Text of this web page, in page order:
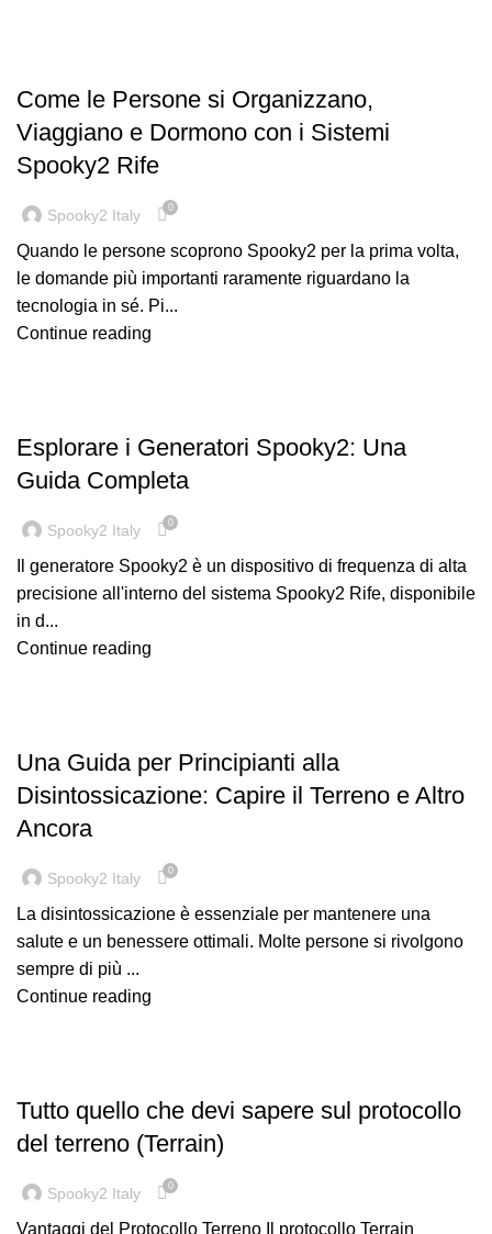
Come le Persone si Organizzano,
Viaggiano e Dormono con i Sistemi
Spooky2 Rife
Spooky2 Italy 0
Quando le persone scoprono Spooky2 per la prima volta,
le domande più importanti raramente riguardano la
tecnologia in sé. Pi...
Continue reading
Esplorare i Generatori Spooky2: Una
Guida Completa
Spooky2 Italy 0
Il generatore Spooky2 è un dispositivo di frequenza di alta
precisione all'interno del sistema Spooky2 Rife, disponibile
in d...
Continue reading
Una Guida per Principianti alla
Disintossicazione: Capire il Terreno e Altro
Ancora
Spooky2 Italy 0
La disintossicazione è essenziale per mantenere una
salute e un benessere ottimali. Molte persone si rivolgono
sempre di più ...
Continue reading
Tutto quello che devi sapere sul protocollo
del terreno (Terrain)
Spooky2 Italy 0
Vantaggi del Protocollo Terreno Il protocollo Terrain